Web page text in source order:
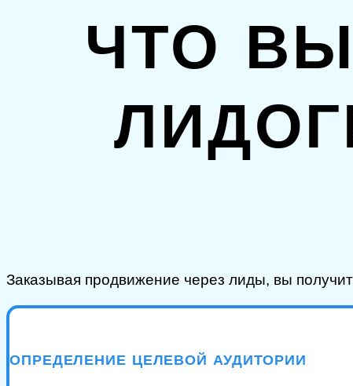
ЧТО
Заказывая продвижение через лиды, вы
ОПРЕДЕЛЕНИЕ ЦЕЛЕВОЙ АУДИТОРИИ